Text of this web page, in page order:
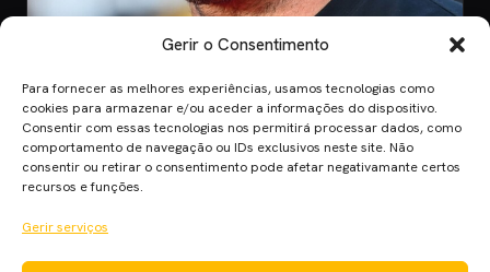
Gerir o Consentimento
Para fornecer as melhores experiências, usamos tecnologias como
cookies para armazenar e/ou aceder a informações do dispositivo.
Consentir com essas tecnologias nos permitirá processar dados, como
comportamento de navegação ou IDs exclusivos neste site. Não
consentir ou retirar o consentimento pode afetar negativamante certos
recursos e funções.
Gerir serviços
CINEMA
8 Jul 2026
Mutiny: O Novo Thriller de Ação de Jason
Statham em 2026
quando o filme chega aos cinem…